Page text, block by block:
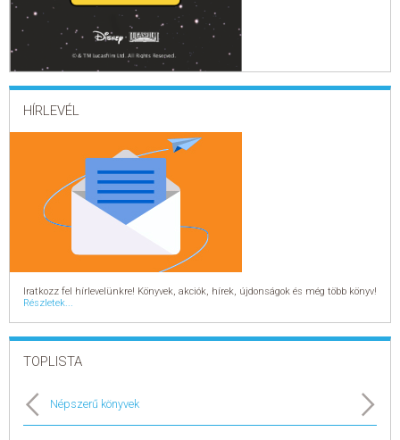
HÍRLEVÉL
Iratkozz fel hírlevelünkre! Könyvek, akciók, hírek, újdonságok és még több könyv!
Részletek...
TOPLISTA
Népszerű könyvek